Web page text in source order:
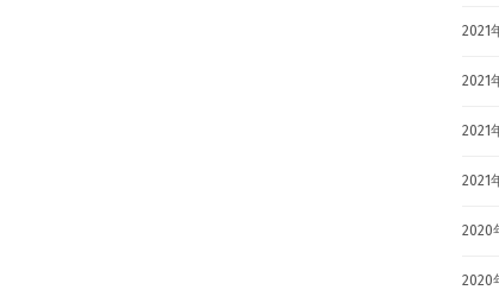
2021
2021
2021
2021
2020
2020